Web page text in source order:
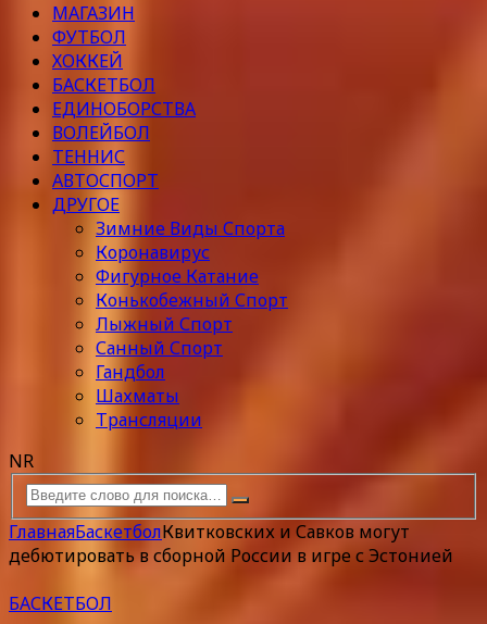
МАГАЗИН
ФУТБОЛ
ХОККЕЙ
БАСКЕТБОЛ
ЕДИНОБОРСТВА
ВОЛЕЙБОЛ
ТЕННИС
АВТОСПОРТ
ДРУГОЕ
Зимние Виды Спорта
Коронавирус
Фигурное Катание
Конькобежный Спорт
Лыжный Спорт
Санный Спорт
Гандбол
Шахматы
Трансляции
NR
ГлавнаяБаскетболКвитковских и Савков могут
дебютировать в сборной России в игре с Эстонией
БАСКЕТБОЛ